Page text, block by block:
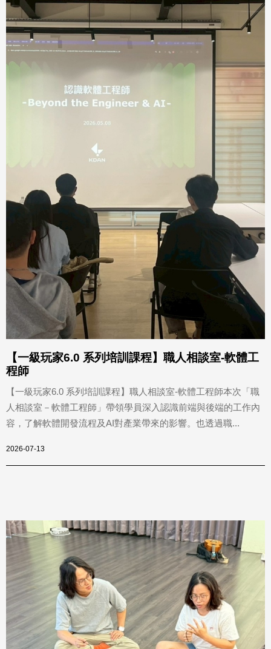
【一級玩家6.0 系列培訓課程】職人相談室-軟體工
程師
【一級玩家6.0 系列培訓課程】職人相談室-軟體工程師本次「職
人相談室－軟體工程師」帶領學員深入認識前端與後端的工作內
容，了解軟體開發流程及AI對產業帶來的影響。也透過職...
2026-07-13